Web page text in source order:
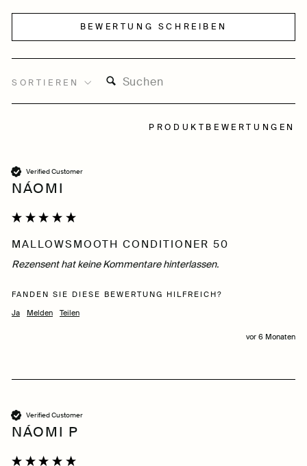
BEWERTUNG SCHREIBEN
SORTIEREN
PRODUKTBEWERTUNGEN
Verified Customer
NÁOMI
MALLOWSMOOTH CONDITIONER 50
Rezensent hat keine Kommentare hinterlassen.
FANDEN SIE DIESE BEWERTUNG HILFREICH?
Ja
Melden Teilen
vor 6 Monaten
Verified Customer
NÁOMI P